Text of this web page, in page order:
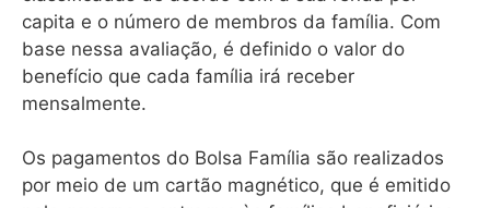
capita e o número de membros da família. Com
base nessa avaliação, é definido o valor do
benefício que cada família irá receber
mensalmente.
Os pagamentos do Bolsa Família são realizados
por meio de um cartão magnético, que é emitido